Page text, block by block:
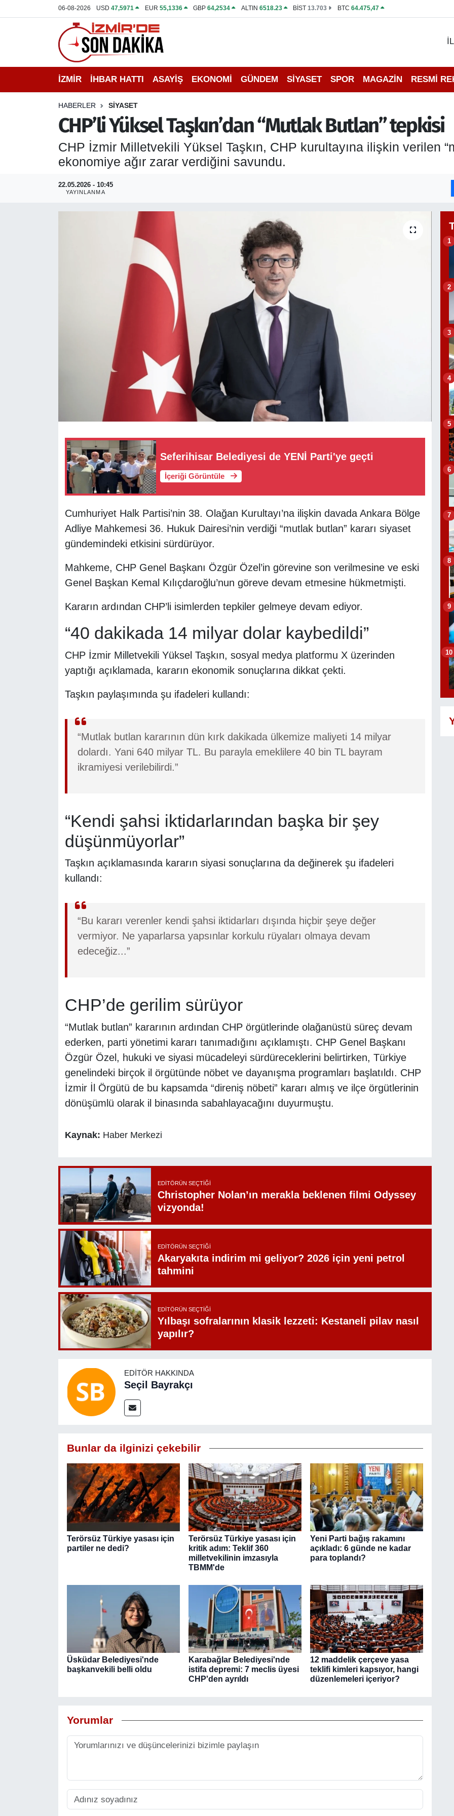
06-08-2026 USD47,5971 EUR 55,1336 GBP64,2534 ALTIN 6518.23 BİST13.703 BTC 64.475,47
İZMİR İHBAR HATTI ASAYİŞ EKONOMİ GÜNDEM SİYASET SPOR MAGAZİN RESMİ
HABERLER SİYASET
CHP’li Yüksel Taşkın’dan “Mutlak Butlan” tepkisi
CHP İzmir Milletvekili Yüksel Taşkın, CHP kurultayına ilişkin verilen
ekonomiye ağır zarar verdiğini savundu.
22.05.2026 - 10:45
YAYINLANMA
Seferihisar Belediyesi de YENİ Parti'ye geçti
İçeriği Görüntüle
Cumhuriyet Halk Partisi’nin 38. Olağan Kurultayı’na ilişkin davada Ankara Bölge
Adliye Mahkemesi 36. Hukuk Dairesi’nin verdiği “mutlak butlan” kararı siyaset
gündemindeki etkisini sürdürüyor.
Mahkeme, CHP Genel Başkanı Özgür Özel’in görevine son verilmesine ve eski
Genel Başkan Kemal Kılıçdaroğlu’nun göreve devam etmesine hükmetmişti.
Kararın ardından CHP’li isimlerden tepkiler gelmeye devam ediyor.
“40 dakikada 14 milyar dolar kaybedildi”
CHP İzmir Milletvekili Yüksel Taşkın, sosyal medya platformu X üzerinden
yaptığı açıklamada, kararın ekonomik sonuçlarına dikkat çekti.
Taşkın paylaşımında şu ifadeleri kullandı:
“Mutlak butlan kararının dün kırk dakikada ülkemize maliyeti 14 milyar
dolardı. Yani 640 milyar TL. Bu parayla emeklilere 40 bin TL bayram
ikramiyesi verilebilirdi.”
“Kendi şahsi iktidarlarından başka bir şey
düşünmüyorlar”
Taşkın açıklamasında kararın siyasi sonuçlarına da değinerek şu ifadeleri
kullandı:
“Bu kararı verenler kendi şahsi iktidarları dışında hiçbir şeye değer
vermiyor. Ne yaparlarsa yapsınlar korkulu rüyaları olmaya devam
edeceğiz...”
CHP’de gerilim sürüyor
“Mutlak butlan” kararının ardından CHP örgütlerinde olağanüstü süreç devam
ederken, parti yönetimi kararı tanımadığını açıklamıştı. CHP Genel Başkanı
Özgür Özel, hukuki ve siyasi mücadeleyi sürdüreceklerini belirtirken, Türkiye
genelindeki birçok il örgütünde nöbet ve dayanışma programları başlatıldı. CHP
İzmir İl Örgütü de bu kapsamda “direniş nöbeti” kararı almış ve ilçe örgütlerinin
dönüşümlü olarak il binasında sabahlayacağını duyurmuştu.
Kaynak: Haber Merkezi
EDITÖRÜN SEÇTIĞI
Christopher Nolan’ın merakla beklenen filmi Odyssey
vizyonda!
EDITÖRÜN SEÇTIĞI
Akaryakıta indirim mi geliyor? 2026 için yeni petrol
tahmini
EDITÖRÜN SEÇTIĞI
Yılbaşı sofralarının klasik lezzeti: Kestaneli pilav nasıl
yapılır?
EDITÖR HAKKINDA
Seçil Bayrakçı
Bunlar da ilginizi çekebilir
Terörsüz Türkiye yasası için
partiler ne dedi?
Terörsüz Türkiye yasası için
kritik adım: Teklif 360
milletvekilinin imzasıyla
TBMM'de
Yeni Parti bağış rakamını
açıkladı: 6 günde ne kadar
para toplandı?
Üsküdar Belediyesi'nde
başkanvekili belli oldu
Karabağlar Belediyesi'nde
istifa depremi: 7 meclis üyesi
CHP'den ayrıldı
12 maddelik çerçeve yasa
teklifi kimleri kapsıyor, hangi
düzenlemeleri içeriyor?
Yorumlar
1
2
3
4
5
6
7
8
9
10
İHBAR HATTI
DEPREM
EKONOMİ
SİYASET
İzmir Nöbetçi Eczaneler
İzmir Hava Durumu
İzmir Namaz Vakitleri
İzmir Trafik Yoğunluk Haritası
Puan Durumu ve Fikstür
Tüm Manşetler
Son Dakika Haberleri